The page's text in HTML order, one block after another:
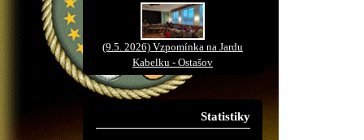
(9.5. 2026) Vzpomínka na Jardu
Kabelku - Ostašov
Statistiky